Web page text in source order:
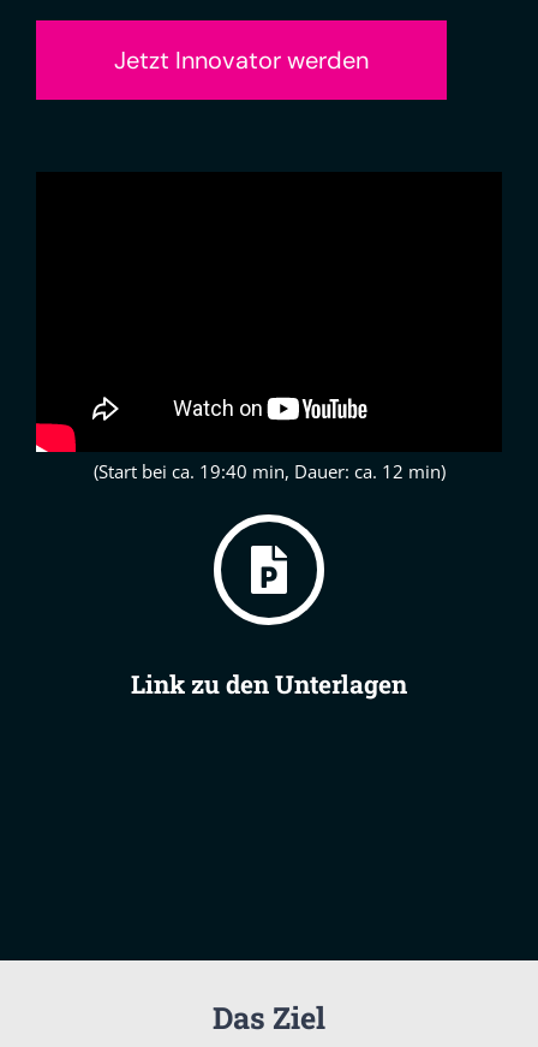
Jetzt Innovator werden
(Start bei ca. 19:40 min, Dauer: ca. 12 min)
Link zu den Unterlagen
Das Ziel